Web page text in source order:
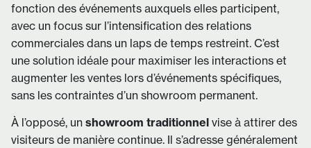
fonction des événements auxquels elles participent,
avec un focus sur l’intensification des relations
commerciales dans un laps de temps restreint. C’est
une solution idéale pour maximiser les interactions et
augmenter les ventes lors d’événements spécifiques,
sans les contraintes d’un showroom permanent.
À l’opposé, un showroom traditionnel vise à attirer des
visiteurs de manière continue. Il s’adresse généralement